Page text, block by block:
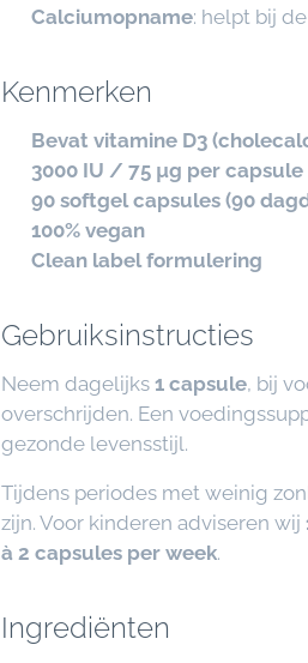
Calciumopname: helpt bij
Kenmerken
Bevat vitamine D3
3000 IU / 75 µg per capsule
90 softgel capsules (90
100% vegan
Clean label formulering
Gebruiksinstructies
Neem dagelijks 1 capsule, bij
overschrijden. Een
gezonde levensstijl.
Tijdens periodes met weinig
zijn. Voor kinderen adviseren wij
à 2 capsules per week.
Ingrediënten